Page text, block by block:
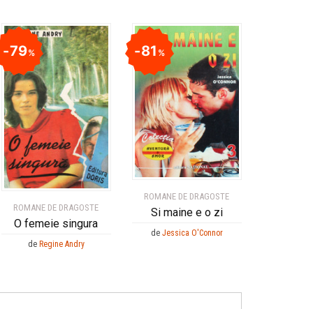
ROMANE DE DRAGOSTE
O femeie singura
79%
de Regine Andry
ROMANE DE DRAGOSTE
Si maine e o zi
81%
de Jessica O'Connor